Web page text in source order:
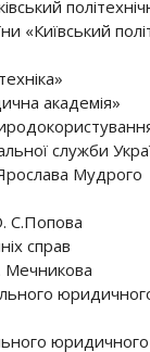
«Київський
академія»
служби
Мудрого
С.Попова
справ
Мечникова
юридичного